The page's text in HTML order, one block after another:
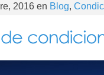
2016 en Blog,